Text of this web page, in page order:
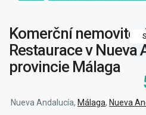
Komerční
Restaurace v Nueva
provincie Málaga
Nueva Andalucía, Málaga, Nueva